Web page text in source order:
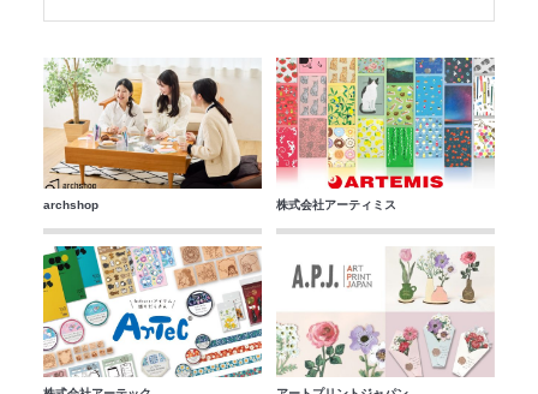
archshop 株式会社アーティミス